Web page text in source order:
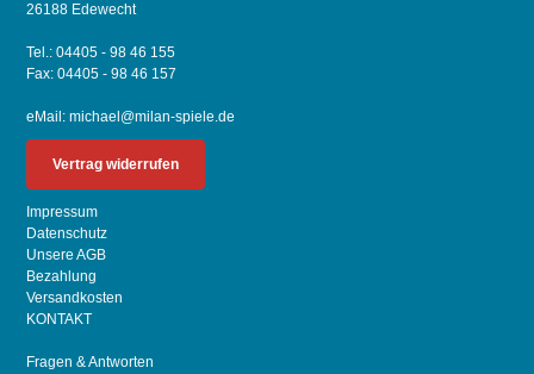
26188 Edewecht
Tel.: 04405 - 98 46 155
Fax: 04405 - 98 46 157
eMail:michael@milan-spiele.de
Vertrag widerrufen
Impressum
Datenschutz
Unsere AGB
Bezahlung
Versandkosten
KONTAKT
Fragen & Antworten